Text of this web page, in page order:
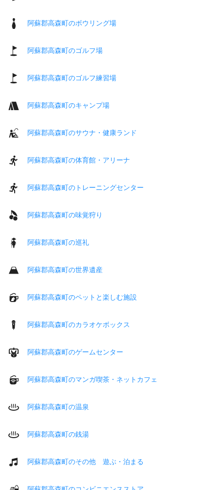
阿蘇郡高森町のボウリング場
阿蘇郡高森町のゴルフ場
阿蘇郡高森町のゴルフ練習場
阿蘇郡高森町のキャンプ場
阿蘇郡高森町のサウナ・健康ランド
阿蘇郡高森町の体育館・アリーナ
阿蘇郡高森町のトレーニングセンター
阿蘇郡高森町の味覚狩り
阿蘇郡高森町の巡礼
阿蘇郡高森町の世界遺産
阿蘇郡高森町のペットと楽しむ施設
阿蘇郡高森町のカラオケボックス
阿蘇郡高森町のゲームセンター
阿蘇郡高森町のマンガ喫茶・ネットカフェ
阿蘇郡高森町の温泉
阿蘇郡高森町の銭湯
阿蘇郡高森町のその他 遊ぶ・泊まる